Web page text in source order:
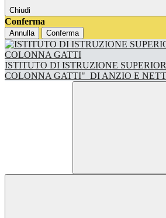
Chiudi
Conferma
Annulla Conferma
ISTITUTO DI ISTRUZIONE
COLONNA GATTI" DI ANZIO E